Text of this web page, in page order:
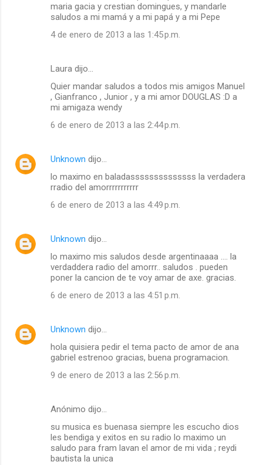
maria gacia y crestian domingues, y mandarle
saludos a mi mamá y a mi papá y a mi Pepe
4 de enero de 2013 a las 1:45 p.m.
Laura dijo…
Quier mandar saludos a todos mis amigos Manuel
, Gianfranco , Junior , y a mi amor DOUGLAS :D a
mi amigaza wendy
6 de enero de 2013 a las 2:44 p.m.
Unknown dijo…
lo maximo en baladassssssssssssss la verdadera
rradio del amorrrrrrrrrrr
6 de enero de 2013 a las 4:49 p.m.
Unknown dijo…
lo maximo mis saludos desde argentinaaaa .... la
verdaddera radio del amorrr.. saludos . pueden
poner la cancion de te voy amar de axe. gracias.
6 de enero de 2013 a las 4:51 p.m.
Unknown dijo…
hola quisiera pedir el tema pacto de amor de ana
gabriel estrenoo gracias, buena programacion.
9 de enero de 2013 a las 2:56 p.m.
Anónimo dijo…
su musica es buenasa siempre les escucho dios
les bendiga y exitos en su radio lo maximo un
saludo para fram lavan el amor de mi vida ; reydi
bautista la unica